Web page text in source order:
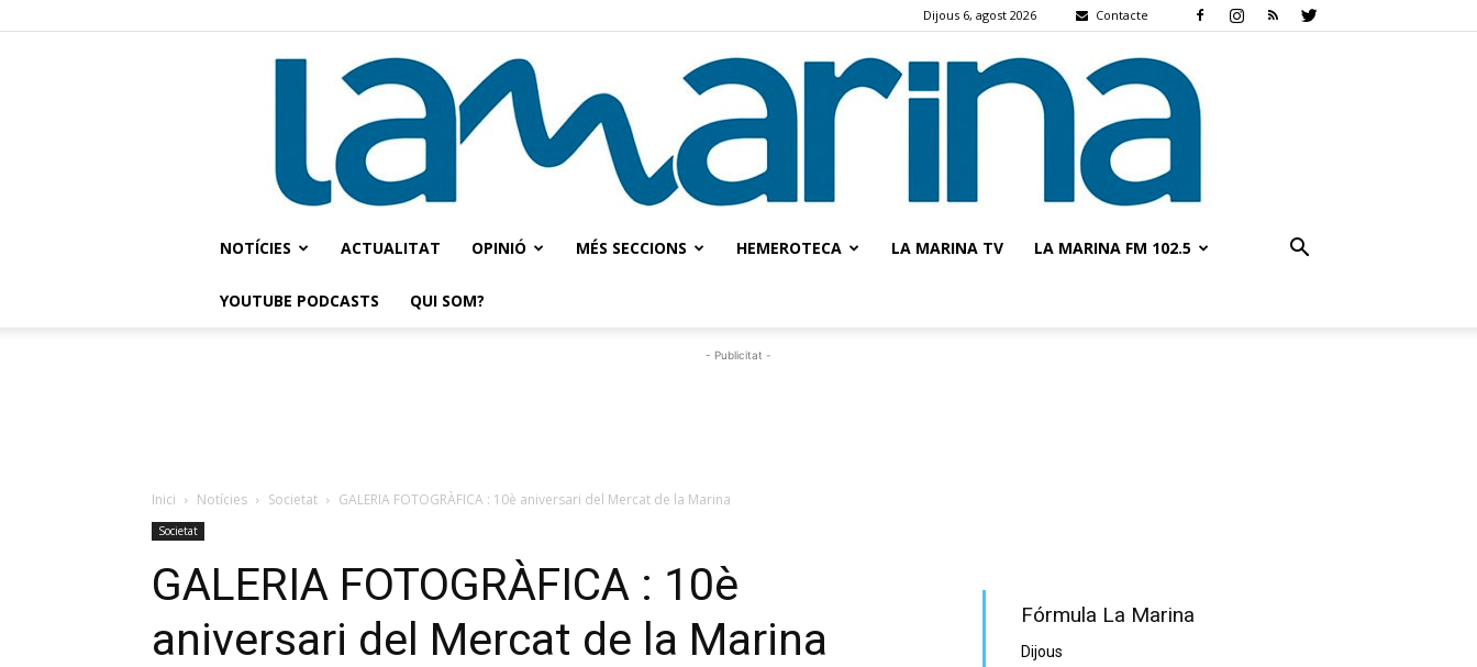
Dijous 6, agost 2026 Contacte
NOTÍCIES ACTUALITAT OPINIÓ MÉS SECCIONS HEMEROTECA LA MARINA TV LA MARINA FM 102.5
YOUTUBE PODCASTS QUI SOM?
- Publicitat -
Inici Notícies Societat GALERIA FOTOGRÀFICA : 10è aniversari del Mercat de la Marina
Societat
GALERIA FOTOGRÀFICA : 10è
aniversari del Mercat de la Marina
Fórmula La Marina
Dijous